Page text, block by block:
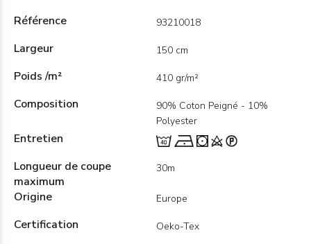
Référence 93210018
Largeur 150 cm
Poids /m² 410 gr/m²
Composition
90% Coton Peigné - 10%
Polyester
Entretien
Longueur de coupe
maximum
30m
Origine Europe
Certification Oeko-Tex